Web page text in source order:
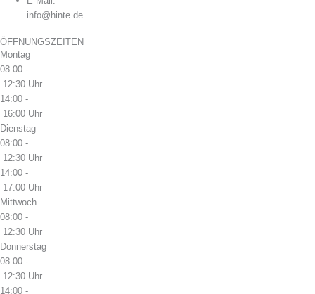
info@hinte.de
ÖFFNUNGSZEITEN
Montag
08:00 -
12:30 Uhr
14:00 -
16:00 Uhr
Dienstag
08:00 -
12:30 Uhr
14:00 -
17:00 Uhr
Mittwoch
08:00 -
12:30 Uhr
Donnerstag
08:00 -
12:30 Uhr
14:00 -